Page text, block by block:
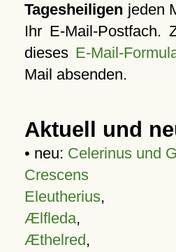
Tagesheiligen jeden
Ihr E-Mail-Postfach.
dieses E-Mail-
Mail absenden.
Aktuell und
• neu: Celerinus und
Crescens
Eleutherius,
Ælfleda,
Æthelred,